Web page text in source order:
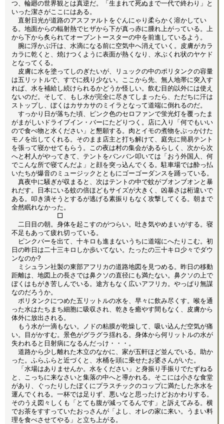
つ、輪廻の世界観とは真逆だ。「生まれて死ぬまで一代で終わり」と
いった潔さがここにはある。
直射日光が道路のアスファルトをぐんにゃり柔らかく溶かしてい
る。地面からの輻射熱でヒザから下が真っ赤に腫れ上がっている。上
から下から炙られてオーブントースターの中を前進しているよう。
腕に浮かぶ汗は、水滴になる前に空気中へ消えていく。皮膚がカラ
カラに乾くと、焼けつくように表面が熱くなり、水ぶくれ状のヤケド
となってくる。
皮膚に水を塗ってしのぎたいが、リュックの中のポリタンクの容量
は五リットルで、すでに残り少ない。ここから先、無人地帯に突入す
れば、水を補給し続けられるかどうか怪しい。飲む目的以外には使え
ないのだ。そして、もし水が完全に尽きてしまったら、ただちに汗は
ストップし、ぼくはカサカサのミイラとなって道端に倒れるのだ。
すっかり日が落ちた頃、ピンク色のセロファンで蛍光灯を覆ったま
がまがしいドライブイン・バーにたどりつく。店に入り「何でもいい
ので食べ物と水ください」と懇願する。肉とイモの煮物をぶっかけた
モノを出してくれる。そのまま店主と打ち解けて、庭先に簡易テント
を張って寝かせてもらう。この夜は村の集会があるらしく、次から次
へと村人がやってきて、テントをバンバン叩いては「おう外国人、何
でこんな所で寝てんだよ」と顔を突っ込んでくる。駐車場では酔っ払
いたちが爆音のミュージックとともにゴーゴーダンスを踊っている。
真夜中に騒ぎが収まると、次はテントの中で蚊がブオンブオンと暴
れだす。日本にいる蚊の倍ほどもサイズが大きく、凶暴さは桁違いで
ある。叩き潰そうとするが逃げる素振りもなく攻撃してくる。朝まで
全然眠れなかった。
□
二日目の朝。身体を起こすのがつらい。吐き気やめまいがする。寝
不足もあって疲れ切っている。
ピンクバーを出て、十キロも進まないうちに道端にへたりこむ。初
日の昨日は二十三キロしか歩いてない。たったの三十キロ少々でダウ
ンなのか?
ミシュラン社製の東部アフリカの道路地図を見つめる。昨日の移動
距離は、地図上の長さでは鼻クソの直径にも満たない。鼻クソの上で
ぼくはもがき苦しんでいる。途方もなく広いアフリカ。やっぱり無謀
なのだろうか。
ポリタンクにつめた五リットルの水を、早々に飲み尽くす。喉を通
った水はたちまち細胞に吸収され、乾きを癒やす間もなく、皮膚から
体外に放出される。
もう水が一滴もない。ノドの粘膜が乾燥して、吸い込んだ空気が痛
い。目がかすむ。景色がグラグラ揺れる。身体から何リットルの水が
失われると日射病になるんだっけ・・・。
道路から少し離れた木立のなかに、家が五軒ほど並んでいる。助か
った。ふらふらと近づくと、水桶を頭に乗せたお婆さんがいた。
「水場はありませんか。水をください」と身振り手振りでたずねる
と、こっちに来なさいと集落の中へと導かれる。そこには小さな食堂
があり、ぐったりしたぼくにプラスチックのコップに満たした氷水を
運んでくれる。一杯では足りず、悪いなと思ったけどおかわりする。
そのうえ図々しくも「とても腹が減ってるんです」と訴えてみる。横
でお茶をすすっていたおっさんが「よし、オレの家に来い。うまい料
理を食べさせてやる」と立ち上がる。